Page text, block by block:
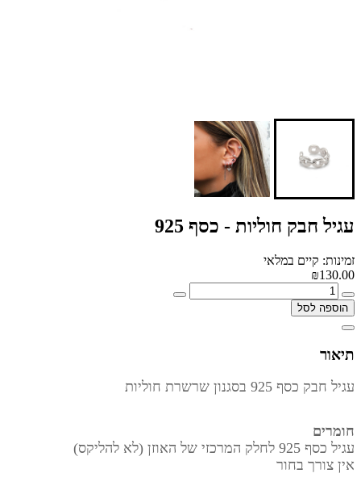
עגיל חבק חוליות - כסף 925
זמינות: קיים במלאי
₪130.00
הוספה לסל
תיאור
עגיל חבק כסף 925 בסגנון שרשרת חוליות
חומרים
עגיל כסף 925 לחלק המרכזי של האוזן (לא להליקס)
אין צורך בחור